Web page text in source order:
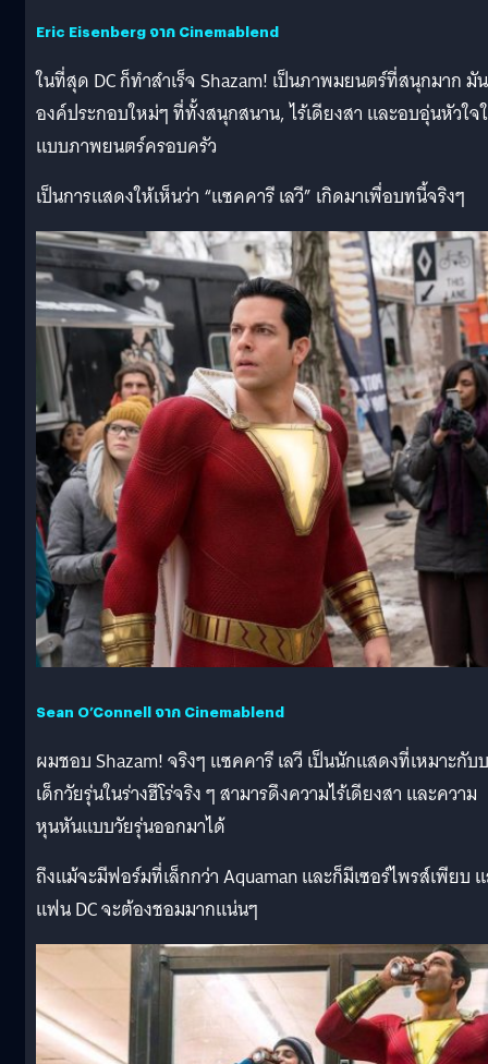
Eric Eisenberg จาก Cinemablend
ในที่สุด DC ก็ทำสำเร็จ Shazam! เป็นภาพมยนตร์ที่สนุกมาก มั
องค์ประกอบใหม่ๆ ที่ทั้งสนุกสนาน, ไร้เดียงสา และอบอุ่นหัวใจ
แบบภาพยนตร์ครอบครัว
เป็นการแสดงให้เห็นว่า “แซคคารี เลวี” เกิดมาเพื่อบทนี้จริงๆ
Sean O’Connell จาก Cinemablend
ผมชอบ Shazam! จริงๆ แซคคารี เลวี เป็นนักแสดงที่เหมาะกับ
เด็กวัยรุ่นในร่างฮีโร่จริง ๆ สามารดึงความไร้เดียงสา และความ
หุนหันแบบวัยรุ่นออกมาได้
ถึงแม้จะมีฟอร์มที่เล็กกว่า Aquaman และก็มีเซอร์ไพรส์เพียบ
แฟน DC จะต้องชอมมากแน่นๆ